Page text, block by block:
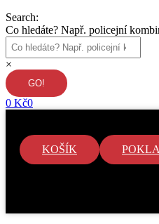
Search:
Co hledáte? Např. policejní
×
0 Kč0
KOŠÍK